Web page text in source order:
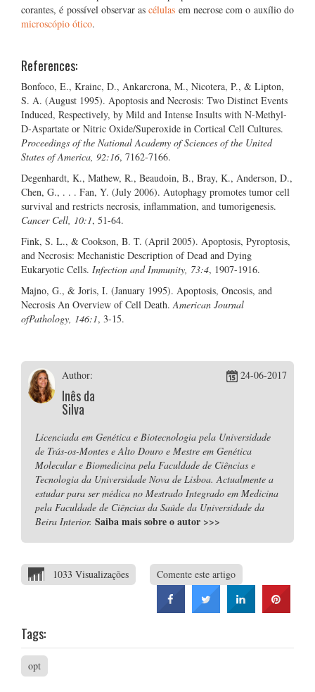
corantes, é possível observar ascélulas em necrose com o auxílio do
microscópio ótico.
References:
Bonfoco, E., Krainc, D., Ankarcrona, M., Nicotera, P., & Lipton,
S. A. (August 1995). Apoptosis and Necrosis: Two Distinct Events
Induced, Respectively, by Mild and Intense Insults with N-Methyl-
D-Aspartate or Nitric Oxide/Superoxide in Cortical Cell Cultures.
Proceedings of the National Academy of Sciences of the United
States of America, 92:16, 7162-7166.
Degenhardt, K., Mathew, R., Beaudoin, B., Bray, K., Anderson, D.,
Chen, G., . . . Fan, Y. (July 2006). Autophagy promotes tumor cell
survival and restricts necrosis, inflammation, and tumorigenesis.
Cancer Cell, 10:1, 51-64.
Fink, S. L., & Cookson, B. T. (April 2005). Apoptosis, Pyroptosis,
and Necrosis: Mechanistic Description of Dead and Dying
Eukaryotic Cells. Infection and Immunity, 73:4, 1907-1916.
Majno, G., & Joris, I. (January 1995). Apoptosis, Oncosis, and
Necrosis An Overview of Cell Death.American Journal
ofPathology, 146:1, 3-15.
Author:
Inês da
Silva
24-06-2017
Licenciada em Genética e Biotecnologia pela Universidade
de Trás-os-Montes e Alto Douro e Mestre em Genética
Molecular e Biomedicina pela Faculdade de Ciências e
Tecnologia da Universidade Nova de Lisboa. Actualmente a
estudar para ser médica no Mestrado Integrado em Medicina
pela Faculdade de Ciências da Saúde da Universidade da
Beira Interior. Saiba mais sobre o autor >>>
1033 Visualizações Comente este artigo
Tags:
opt